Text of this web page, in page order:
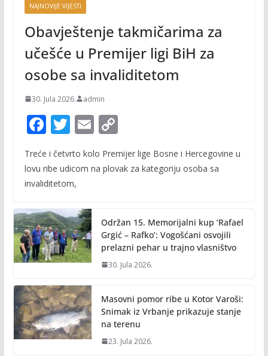
NAJNOVIJE VIJESTI
Obavještenje takmičarima za
učešće u Premijer ligi BiH za
osobe sa invaliditetom
30. Jula 2026. admin
F
e
b
o
k
T
itt
er
E
ai
C
p
n
k
Treće i četvrto kolo Premijer lige Bosne i Hercegovine u
lovu ribe udicom na plovak za kategoriju osoba sa
invaliditetom,
Održan 15. Memorijalni kup ‘Rafael
Grgić – Rafko’: Vogošćani osvojili
prelazni pehar u trajno vlasništvo
30. Jula 2026.
Masovni pomor ribe u Kotor Varoši:
Snimak iz Vrbanje prikazuje stanje
na terenu
23. Jula 2026.